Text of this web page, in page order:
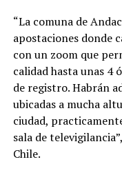
“La comuna de
apostaciones donde
con un zoom que
calidad hasta unas 4
de registro. Habrán
ubicadas a mucha
ciudad,
sala de
Chile.